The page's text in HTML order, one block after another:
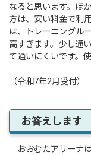
なると思います。ほ
方は、安い料金で利
は、トレーニングル
高すぎます。少し通
て通いにくいです。
（令和7年2月受付）
お答えします
おおむたアリーナ